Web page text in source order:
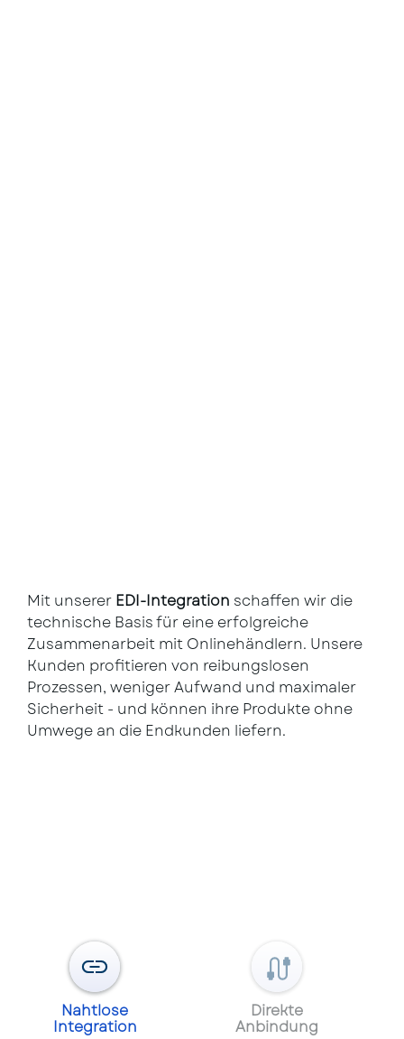
Mit unserer EDI-Integration schaffen wir die
technische Basis für eine erfolgreiche
Zusammenarbeit mit Onlinehändlern. Unsere
Kunden profitieren von reibungslosen
Prozessen, weniger Aufwand und maximaler
Sicherheit - und können ihre Produkte ohne
Umwege an die Endkunden liefern.
Nahtlose
Integration
Direkte
Anbindung